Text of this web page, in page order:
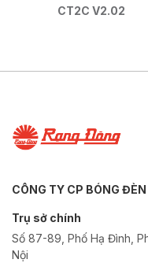
CT2C V2.02
CÔNG TY CP BÓNG
Trụ sở chính
Số 87-89, Phố Hạ Đình,
Nội